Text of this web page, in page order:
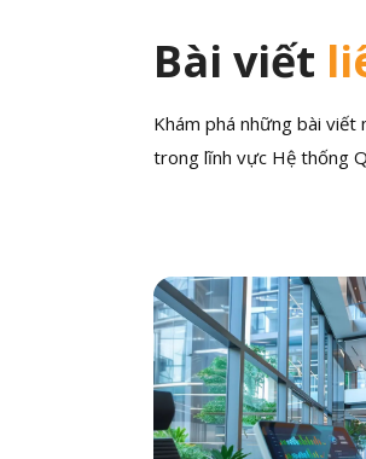
Bài viết
Khám phá những bài viết
trong lĩnh vực Hệ thống